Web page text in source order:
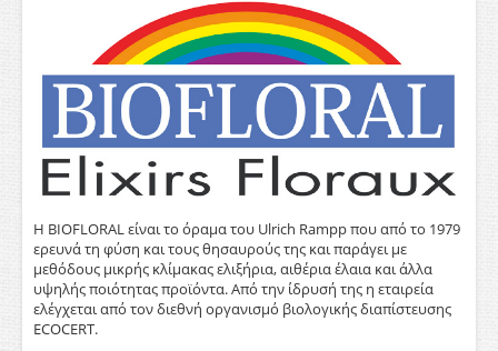
Η BIOFLORAL είναι το όραμα του Ulrich Rampp που από το 1979
ερευνά τη φύση και τους θησαυρούς της και παράγει με
μεθόδους μικρής κλίμακας ελιξήρια, αιθέρια έλαια και άλλα
υψηλής ποιότητας προϊόντα. Από την ίδρυσή της η εταιρεία
ελέγχεται από τον διεθνή οργανισμό βιολογικής διαπίστευσης
ECOCERT.